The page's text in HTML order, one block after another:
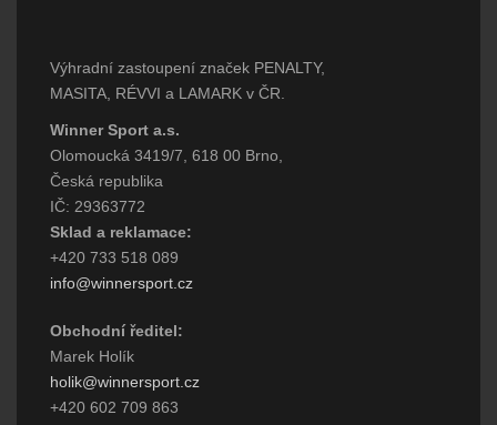
Výhradní zastoupení značek PENALTY,
MASITA, RÉVVI a LAMARK v ČR.
Winner Sport a.s.
Olomoucká 3419/7, 618 00 Brno,
Česká republika
IČ: 29363772
Sklad a reklamace:
+420 733 518 089
info@winnersport.cz
Obchodní ředitel:
Marek Holík
holik@winnersport.cz
+420 602 709 863